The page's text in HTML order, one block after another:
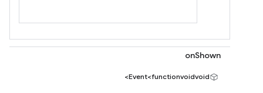
onShown
Event<functionvoidvoid>